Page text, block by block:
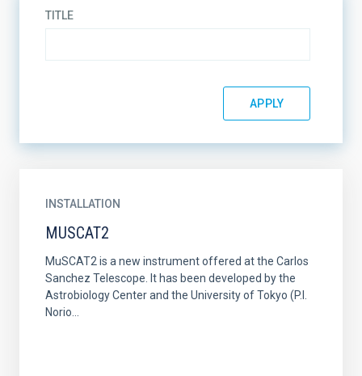
TITLE
INSTALLATION
MUSCAT2
MuSCAT2 is a new instrument offered at the Carlos
Sanchez Telescope. It has been developed by the
Astrobiology Center and the University of Tokyo (P.I.
Norio...